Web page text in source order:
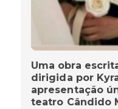
Uma obra
dirigida por
apresentação
teatro Cândido